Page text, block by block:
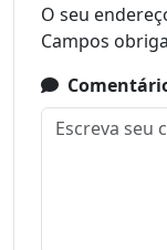
O seu
Campos